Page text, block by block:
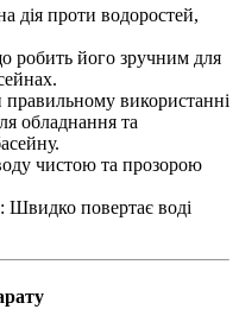
дія проти водоростей,
робить його зручним для
використанні
обладнання та
чистою та прозорою
Швидко повертає воді